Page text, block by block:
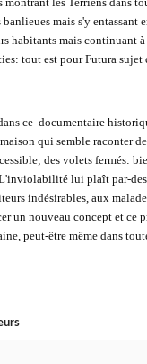
mais s'y
habitants mais continuant
tout est pour Futura
ce documentaire
qui semble raconter
des volets fermés:
lui plaît par-
indésirables, aux
un nouveau concept et ce
peut-être même dans